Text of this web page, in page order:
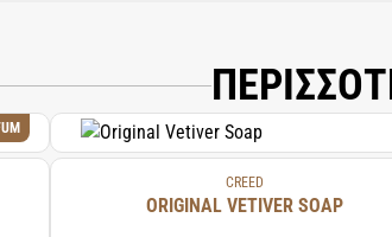
CREED
ORIGINAL VETIVER SOAP